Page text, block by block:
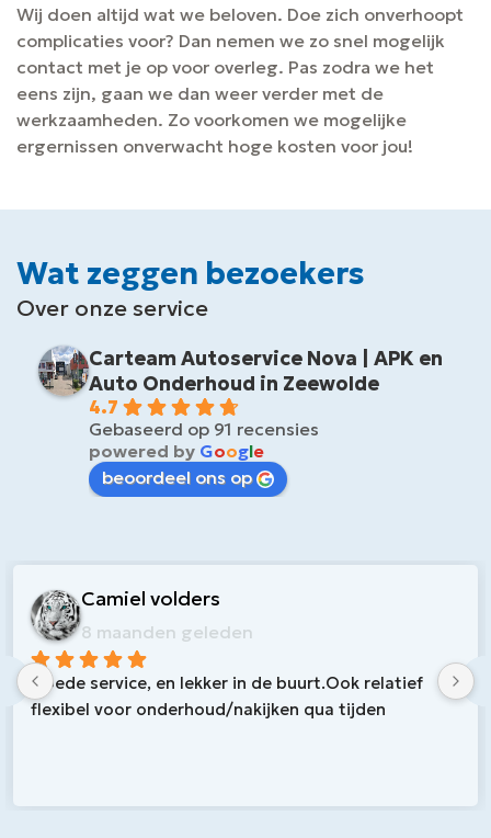
Wij doen altijd wat we beloven. Doe zich onverhoopt
complicaties voor? Dan nemen we zo snel mogelijk
contact met je op voor overleg. Pas zodra we het
eens zijn, gaan we dan weer verder met de
werkzaamheden. Zo voorkomen we mogelijke
ergernissen onverwacht hoge kosten voor jou!
Wat zeggen bezoekers
Over onze service
Carteam Autoservice Nova | APK en
Auto Onderhoud in Zeewolde
4.7
Gebaseerd op 91 recensies
powered by Google
beoordeel ons op
Nico L
11 maanden geleden